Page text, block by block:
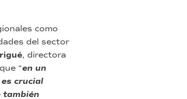
como
del sector
, directora
“en un
crucial
también